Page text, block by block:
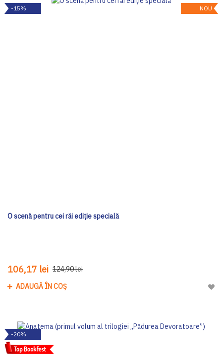
NOU
-15%
O scenă pentru cei răi ediţie specială
106,17 lei 124,90 lei
ADAUGĂ ÎN COȘ
-20%